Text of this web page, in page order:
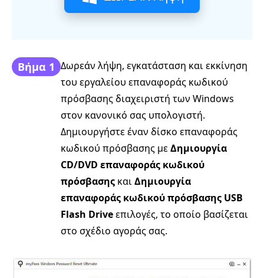
Βήμα 1 Δωρεάν λήψη, εγκατάσταση και εκκίνηση
του εργαλείου επαναφοράς κωδικού
πρόσβασης διαχειριστή των Windows
στον κανονικό σας υπολογιστή.
Δημιουργήστε έναν δίσκο επαναφοράς
κωδικού πρόσβασης μεΔημιουργία
CD/DVD επαναφοράς κωδικού
πρόσβασης καιΔημιουργία
επαναφοράς κωδικού πρόσβασης USB
Flash Driveεπιλογές, το οποίο βασίζεται
στο σχέδιο αγοράς σας.